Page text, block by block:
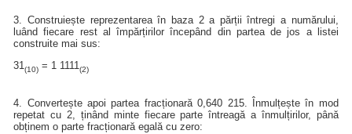
3. Construiește reprezentarea în baza 2 a părții întregi a numărului,
luând fiecare rest al împărțirilor începând din partea de jos a listei
construite mai sus:
31(10) = 1 1111(2)
4. Convertește apoi partea fracționară 0,640 215. Înmulțește în mod
repetat cu 2, ținând minte fiecare parte întreagă a înmulțirilor, până
obținem o parte fracționară egală cu zero: